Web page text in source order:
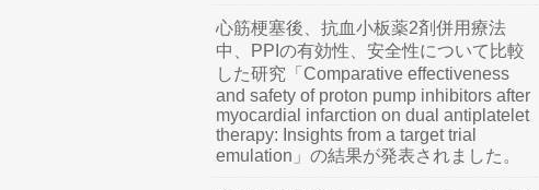
心筋梗塞後、抗血小板薬2剤併用療法
中、PPIの有効性、安全性について比較
した研究「Comparative effectiveness
and safety of proton pump inhibitors after
myocardial infarction on dual antiplatelet
therapy: Insights from a target trial
emulation」の結果が発表されました。